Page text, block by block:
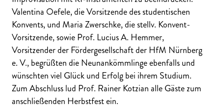
Valentina Oefele, die Vorsitzende des studentischen
Konvents, und Maria Zwerschke, die stellv. Konvent-
Vorsitzende, sowie Prof. Lucius A. Hemmer,
Vorsitzender der Fördergesellschaft der HfM Nürnberg
e. V., begrüßten die Neunankömmlinge ebenfalls und
wünschten viel Glück und Erfolg bei ihrem Studium.
Zum Abschluss lud Prof. Rainer Kotzian alle Gäste zum
anschließenden Herbstfest ein.